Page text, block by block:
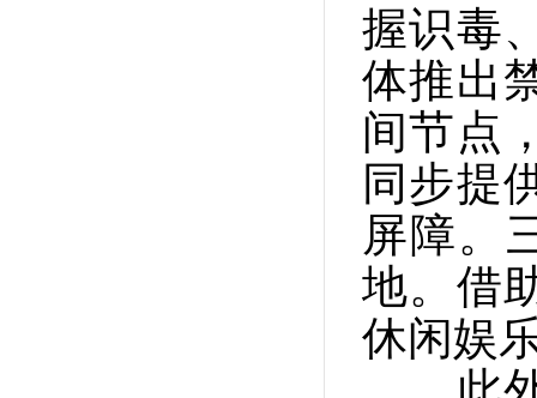
握识毒
体推出
间节点
同步提
屏障。
地。借
休闲娱